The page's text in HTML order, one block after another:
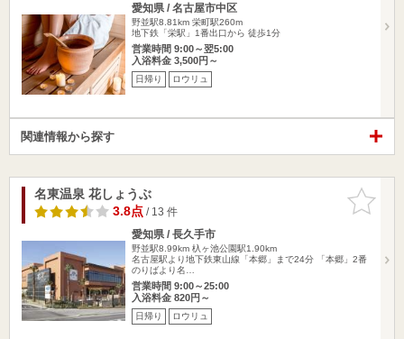
愛知県 / 名古屋市中区
野並駅8.81km 栄町駅260m
地下鉄「栄駅」1番出口から 徒歩1分
営業時間 9:00～翌5:00
入浴料金 3,500円～
日帰り ロウリュ
関連情報から探す
お気に入
りに追加
名東温泉 花しょうぶ
3.8点/ 13 件
愛知県 / 長久手市
野並駅8.99km 杁ヶ池公園駅1.90km
名古屋駅より地下鉄東山線「本郷」まで24分 「本郷」2番
のりばより名…
営業時間 9:00～25:00
入浴料金 820円～
日帰り ロウリュ